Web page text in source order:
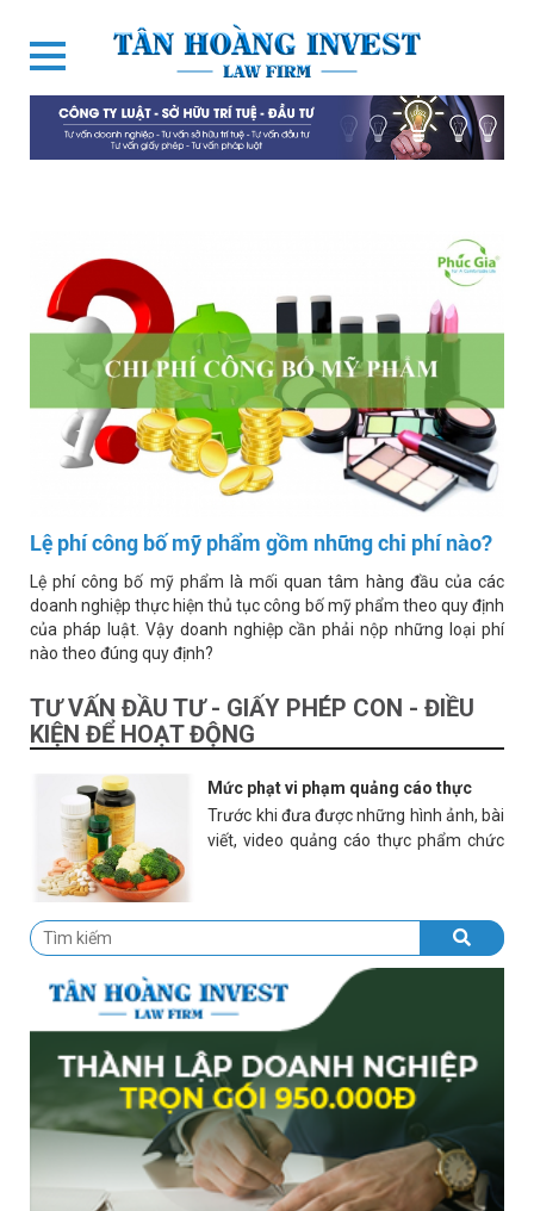
Lệ phí công bố mỹ phẩm gồm những chi phí nào?
Lệ phí công bố mỹ phẩm là mối quan tâm hàng đầu của các
doanh nghiệp thực hiện thủ tục công bố mỹ phẩm theo quy định
của pháp luật. Vậy doanh nghiệp cần phải nộp những loại phí
nào theo đúng quy định?
TƯ VẤN ĐẦU TƯ - GIẤY PHÉP CON - ĐIỀU
KIỆN ĐỂ HOẠT ĐỘNG
Mức phạt vi phạm quảng cáo thực
phẩm chức năng như thế nào?
Trước khi đưa được những hình ảnh, bài
viết, video quảng cáo thực phẩm chức
phim… doanh nghiệp còn phải hoàn
thành thủ tục xin giấy phép quảng cáo
thực phẩm chức năng tại cơ quan quản
lý nhà nước về an toàn thực phẩm. Việc
xin giấy phép quảng cáo thực phẩm
tạp, đòi hỏi doanh nghiệp phải có hiểu
rõ các quy định về điều kiện, nội dung
quảng cáo, chuẩn bị kĩ lưỡng hồ sơ và
thực hiện đúng theo quy trình…